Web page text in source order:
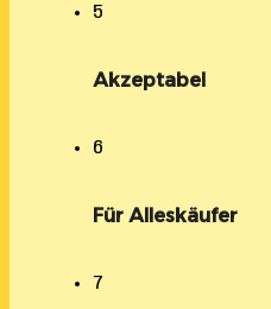
5
Akzeptabel
6
Für Alleskäufer
7